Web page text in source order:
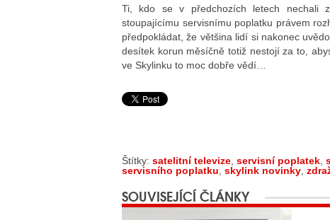
Ti, kdo se v předchozích letech nechali
stoupajícímu servisnímu poplatku právem
předpokládat, že většina lidí si nakonec
desítek korun měsíčně totiž nestojí za to,
ve Skylinku to moc dobře vědí…
Štítky: satelitní televize servisní poplatek
servisního poplatku skylink novinky
SOUVISEJÍCÍ ČLÁNKY